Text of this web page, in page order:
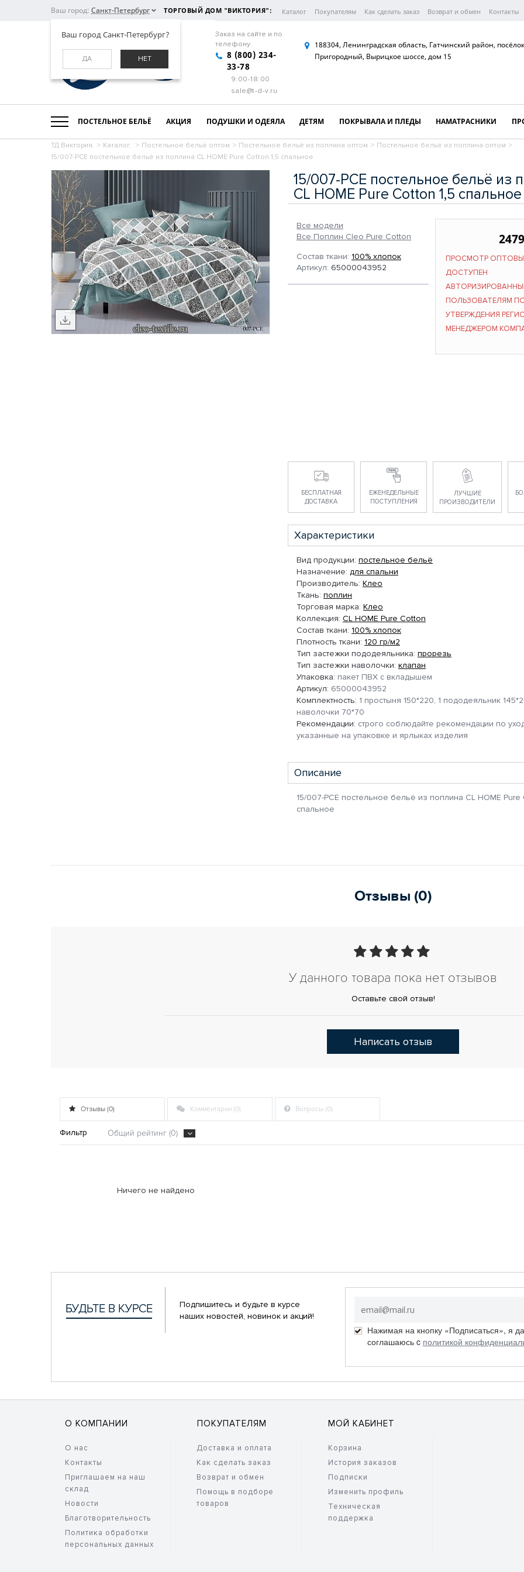
Ваш город: Санкт-Петербург
Ваш город Санкт-Петербург?
ДА НЕТ
ТОРГОВЫЙ ДОМ "ВИКТОРИЯ": Каталог Покупателям Как сделать заказ Возврат и обмен Контакты
Заказ на сайте и по
телефону
8 (800) 234-
33-78
9:00-18:00
sale@t-d-v.ru
188304, Ленинградская область, Гатчинский район, посёлок
Пригородный, Вырицкое шоссе, дом 15
ПОСТЕЛЬНОЕ БЕЛЬЁ АКЦИЯ ПОДУШКИ И ОДЕЯЛА ДЕТЯМ ПОКРЫВАЛА И ПЛЕДЫ НАМАТРАСНИКИ
ТД Виктория. > Каталог. > Постельное бельё оптом > Постельное бельё из поплина оптом > Постельное бельё из поплина оптом >
15/007-PCE постельное бельё из поплина CL HOME Pure Cotton 1,5 спальное
15/007-PCE постельное бельё из
CL HOME Pure Cotton 1,5 спальное
Все модели
Все Поплин Cleo Pure Cotton
Состав ткани: 100% хлопок
Артикул: 65000043952
ПРОСМОТР
ДОСТУПЕН
ПОЛЬЗОВАТЕЛЯМ
УТВЕРЖДЕНИЯ
МЕНЕДЖЕРОМ
БЕСПЛАТНАЯ
ДОСТАВКА
ЕЖЕНЕДЕЛЬНЫЕ
ПОСТУПЛЕНИЯ
ЛУЧШИЕ
ПРОИЗВОДИТЕЛИ
Характеристики
Вид продукции: постельное бельё
Назначение: для спальни
Производитель: Клео
Ткань: поплин
Торговая марка: Клео
Коллекция: CL HOME Pure Cotton
Состав ткани: 100% хлопок
Плотность ткани: 120 гр/м2
Тип застежки пододеяльника: прорезь
Тип застежки наволочки: клапан
Упаковка: пакет ПВХ с вкладышем
Артикул: 65000043952
Комплектность: 1 простыня 150*220, 1 пододеяльник
наволочки 70*70
Рекомендации: строго соблюдайте рекомендации по
указанные на упаковке и ярлыках изделия
Описание
15/007-PCE постельное бельё из поплина CL HOME Pure
спальное
Отзывы (0)
У данного товара пока нет отзывов
Оставьте свой отзыв!
Написать отзыв
Отзывы (0) Комментарии (0) Вопросы (0)
Фильтр Общий рейтинг (0)
Ничего не найдено
Подпишитесь и будьте в курсе
наших новостей, новинок и акций!
Нажимая на кнопку «Подписаться», я
соглашаюсь c политикой
О КОМПАНИИ
О нас
Контакты
Приглашаем на наш
склад
Новости
Благотворительность
Политика обработки
персональных данных
ПОКУПАТЕЛЯМ
Доставка и оплата
Как сделать заказ
Возврат и обмен
Помощь в подборе
товаров
МОЙ КАБИНЕТ
Корзина
История заказов
Подписки
Изменить профиль
Техническая
поддержка